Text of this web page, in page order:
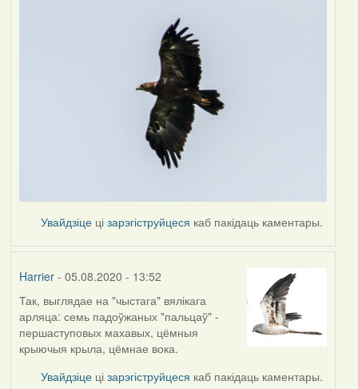
Увайдзіце цізарэгіструйцеся каб пакідаць каментары.
Harrier- 05.08.2020 - 13:52
In
reply
to
by
arktous
Так, выглядае на "чыстага" вялікага
арляца: семь падоўжаных "пальцаў" -
першаступовых махавых, цёмныя
крыючыя крыла, цёмнае вока.
Увайдзіце цізарэгіструйцеся каб пакідаць каментары.